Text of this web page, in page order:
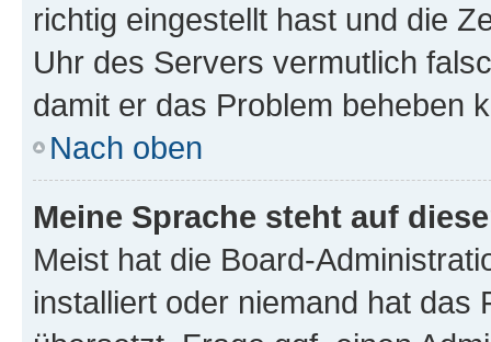
richtig eingestellt hast und die
Uhr des Servers vermutlich
damit er das Problem beheben
Nach oben
Meine Sprache steht auf
Meist hat die Board-
installiert oder niemand hat das